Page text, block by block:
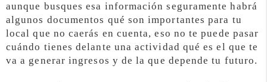
aunque busques esa información seguramente habrá
algunos documentos qué son importantes para tu
local que no caerás en cuenta, eso no te puede pasar
cuándo tienes delante una actividad qué es el que te
va a generar ingresos y de la que depende tu futuro.